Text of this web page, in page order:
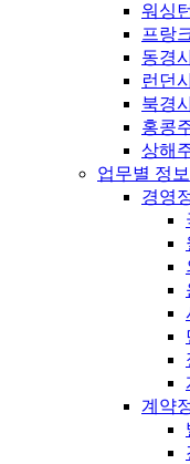
워싱
프랑
동경
런던
북경
홍콩
상해
업무별 정보
경영
계약